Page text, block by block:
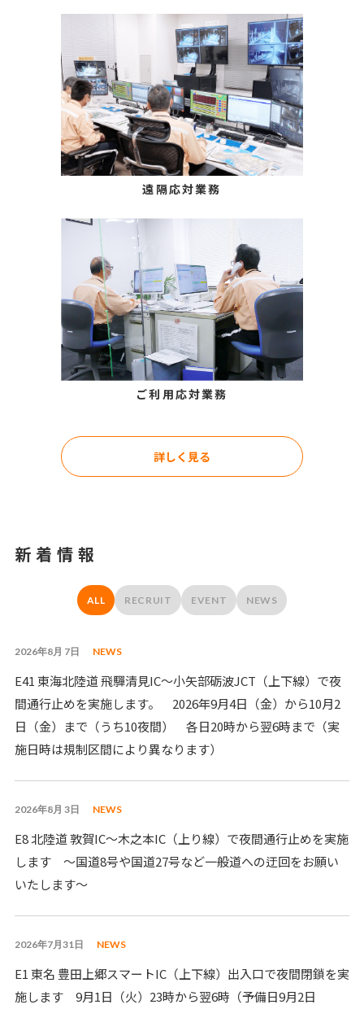
遠隔応対業務
ご利用応対業務
詳しく見る
新着情報
ALL RECRUIT EVENT NEWS
2026年8月 7日 NEWS
E41 東海北陸道 飛驒清見IC～小矢部砺波JCT（上下線）で夜
間通行止めを実施します。 2026年9月4日（金）から10月2
日（金）まで（うち10夜間） 各日20時から翌6時まで（実
施日時は規制区間により異なります）
2026年8月 3日 NEWS
E8 北陸道 敦賀IC～木之本IC（上り線）で夜間通行止めを実施
します ～国道8号や国道27号など一般道への迂回をお願い
いたします～
2026年7月31日 NEWS
E1 東名 豊田上郷スマートIC（上下線）出入口で夜間閉鎖を実
施します 9月1日（火）23時から翌6時（予備日9月2日